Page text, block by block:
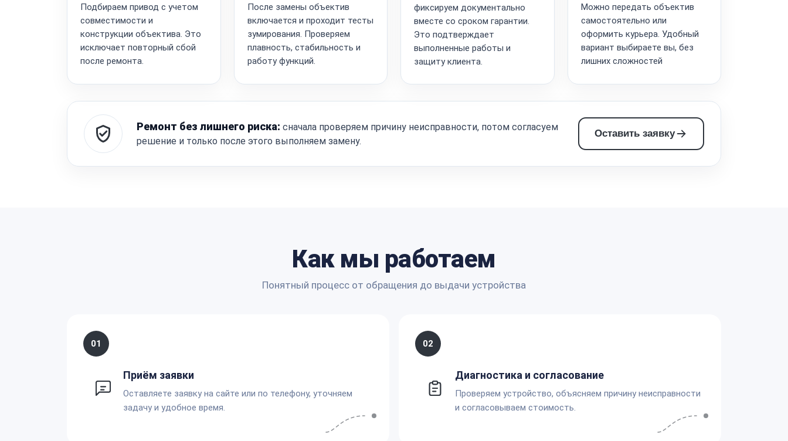
Подбираем привод с учетом
совместимости и
конструкции объектива. Это
исключает повторный сбой
после ремонта.
После замены объектив
включается и проходит тесты
зумирования. Проверяем
плавность, стабильность и
работу функций.
фиксируем документально
вместе со сроком гарантии.
Это подтверждает
выполненные работы и
защиту клиента.
Можно передать объектив
самостоятельно или
оформить курьера. Удобный
вариант выбираете вы, без
лишних сложностей
Ремонт без лишнего риска: сначала проверяем причину неисправности, потом согласуем
решение и только после этого выполняем замену.
Оставить заявку
Как мы работаем
Понятный процесс от обращения до выдачи устройства
01
Приём заявки
Оставляете заявку на сайте или по телефону, уточняем
задачу и удобное время.
02
Диагностика и согласование
Проверяем устройство, объясняем причину неисправности
и согласовываем стоимость.